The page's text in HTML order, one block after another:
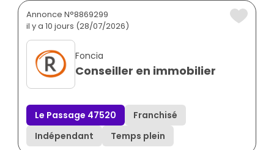
Annonce N°8869299
il y a 10 jours (28/07/2026)
Foncia
Conseiller en immobilier
Le Passage 47520
Franchisé
Indépendant
Temps plein